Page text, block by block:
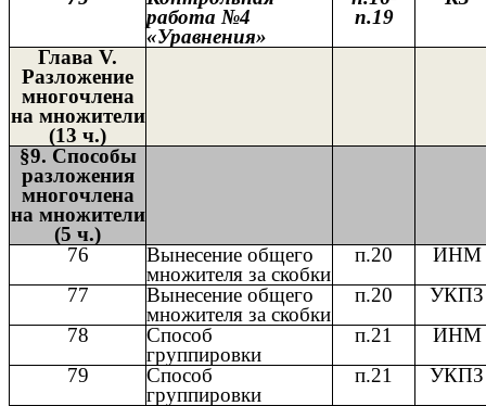
работа №4
«Уравнения»
п.19
Глава V.
Разложение
многочлена
на множители
(13 ч.)
§9. Способы
разложения
многочлена
на множители
(5 ч.)
76
Вынесение общего
множителя за скобки
п.20
ИНМ
77
Вынесение общего
множителя за скобки
п.20
УКПЗ
78
Способ
группировки
п.21
ИНМ
79
Способ
группировки
п.21
УКПЗ